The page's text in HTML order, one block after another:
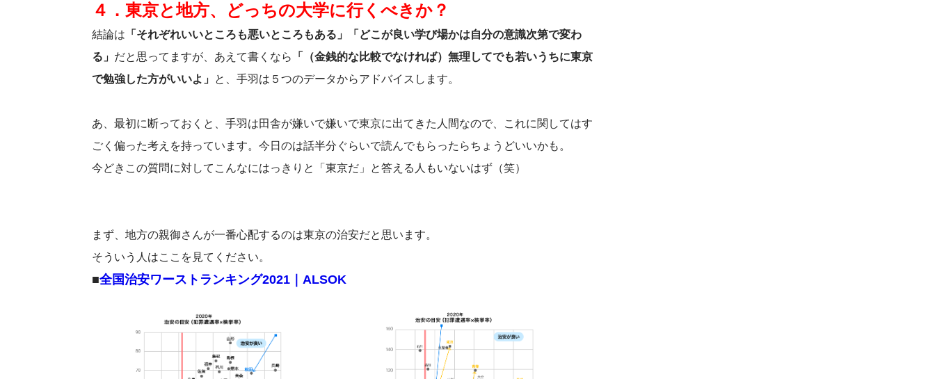
４．東京と地方、どっちの大学に行くべきか？
結論は 「それぞれいいところも悪いところもある」「どこが良い学び場かは自分の意識次第で変わ
る」 だと思ってますが、あえて書くなら
「（金銭的な比較でなければ）無理してでも若いうちに東京
で勉強した方がいいよ」 と、手羽は５つのデータからアドバイスします。
あ、最初に断っておくと、手羽は田舎が嫌いで嫌いで東京に出てきた人間なので、これに関してはす
ごく偏った考えを持っています。今日のは話半分ぐらいで読んでもらったらちょうどいいかも。
今どきこの質問に対してこんなにはっきりと「東京だ」と答える人もいないはず（笑）
まず、地方の親御さんが一番心配するのは東京の治安だと思います。
そういう人はここを見てください。
■全国治安ワーストランキング2021｜ALSOK